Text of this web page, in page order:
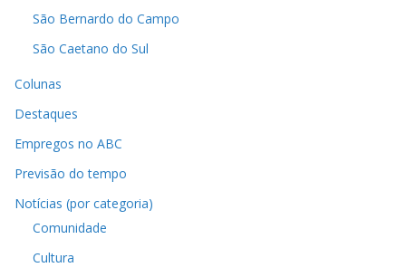
São Bernardo do Campo
São Caetano do Sul
Colunas
Destaques
Empregos no ABC
Previsão do tempo
Notícias (por categoria)
Comunidade
Cultura